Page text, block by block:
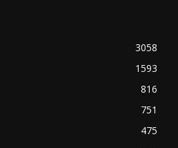
3058
1593
816
751
475